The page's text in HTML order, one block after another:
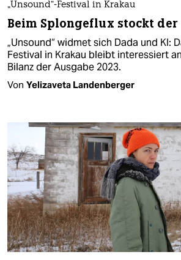
„Unsound“-Festival in Krakau
Beim Splongeflux stockt der
„Unsound“ widmet sich Dada und KI:
Festival in Krakau bleibt interessiert
Bilanz der Ausgabe 2023.
Von Yelizaveta Landenberger